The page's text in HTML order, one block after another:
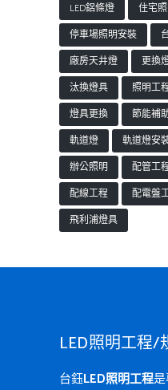
LED鋁條燈
住宅
停車場照明安裝
廠房天井燈
更換
汰換燈具
照明工
燈具更換
節能補
軌道燈
軌道燈安
辦公照明
配管工
配線工程
配電盤
飛利浦燈具
LED照明工程/
台鈺LED照明工程